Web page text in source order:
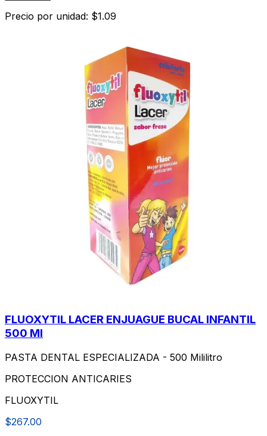
Precio por unidad: $1.09
FLUOXYTIL LACER ENJUAGUE BUCAL INFANTIL
500 Ml
PASTA DENTAL ESPECIALIZADA - 500 Mililitro
PROTECCION ANTICARIES
FLUOXYTIL
$267.00